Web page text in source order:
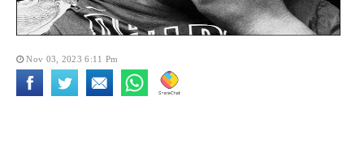
Nov 03, 2023 6:11 Pm